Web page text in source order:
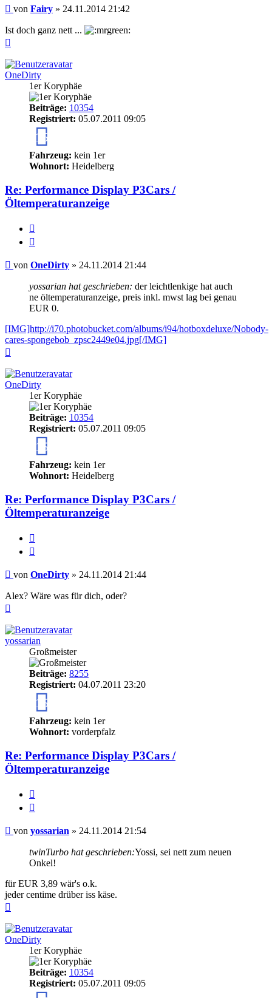
Beitrag
von Fairy » 24.11.2014 21:42
Ist doch ganz nett ...
OneDirty
1er Koryphäe
Beiträge: 10354
Registriert: 05.07.2011 09:05
15
Fahrzeug: kein 1er
Wohnort: Heidelberg
Re: Performance Display P3Cars /
Öltemperaturanzeige
Beitrag
von OneDirty » 24.11.2014 21:44
yossarian hat geschrieben: der leichtlenkige hat auch
ne öltemperaturanzeige, preis inkl. mwst lag bei genau
EUR 0.
[IMG]http://i70.photobucket.com/albums/i94/hotboxdeluxe/Nobody-
cares-spongebob_zpsc2449e04.jpg[/IMG]
OneDirty
1er Koryphäe
Beiträge: 10354
Registriert: 05.07.2011 09:05
15
Fahrzeug: kein 1er
Wohnort: Heidelberg
Re: Performance Display P3Cars /
Öltemperaturanzeige
Beitrag
von OneDirty » 24.11.2014 21:44
Alex? Wäre was für dich, oder?
yossarian
Großmeister
Beiträge: 8255
Registriert: 04.07.2011 23:20
15
Fahrzeug: kein 1er
Wohnort: vorderpfalz
Re: Performance Display P3Cars /
Öltemperaturanzeige
Beitrag
von yossarian » 24.11.2014 21:54
twinTurbo hat geschrieben:Yossi, sei nett zum neuen
Onkel!
für EUR 3,89 wär's o.k.
jeder centime drüber iss käse.
OneDirty
1er Koryphäe
Beiträge: 10354
Registriert: 05.07.2011 09:05